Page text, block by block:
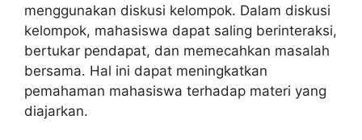
menggunakan diskusi kelompok. Dalam diskusi
kelompok, mahasiswa dapat saling berinteraksi,
bertukar pendapat, dan memecahkan masalah
bersama. Hal ini dapat meningkatkan
pemahaman mahasiswa terhadap materi yang
diajarkan.